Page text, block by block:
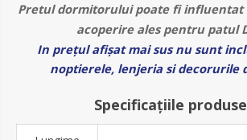
Pretul dormitorului poate fi influentat
acoperire ales pentru patul
In preţul afişat mai sus nu sunt
noptierele, lenjeria si decorurile
Specificațiile